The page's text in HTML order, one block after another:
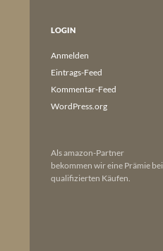
LOGIN
Anmelden
Eintrags-Feed
Kommentar-Feed
WordPress.org
Als amazon-Partner
bekommen wir eine Prämie bei
qualifizierten Käufen.